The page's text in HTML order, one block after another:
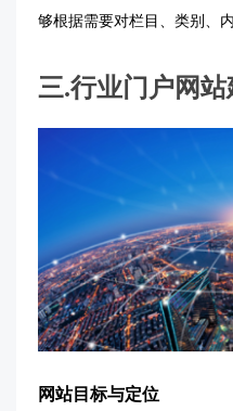
够根据需要对栏目、类别、
三.行业门户网
网站目标与定位